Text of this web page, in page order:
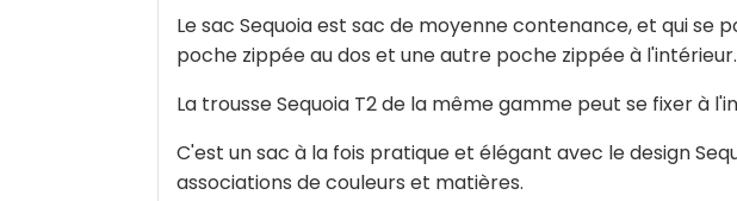
Le sac Sequoia est sac de moyenne contenance, et qui
poche zippée au dos et une autre poche zippée à l'intérieur.
La trousse Sequoia T2 de la même gamme peut se fixer à
C'est un sac à la fois pratique et élégant avec le design
associations de couleurs et matières.